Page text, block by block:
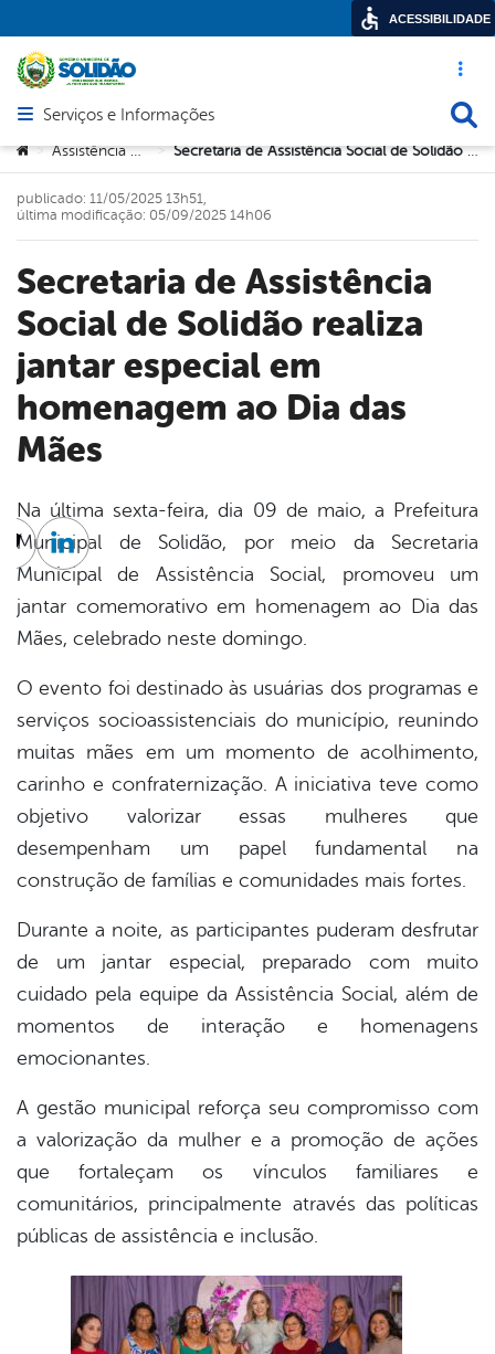
Acesso
Abrir menu principal de navegação
Serviços e Informações
Você está aqui:
> Assistência Social > Secretaria de Assistência Social de Solidão realiza jantar especial em homenagem ao Dia das Mães
Secretaria de Assistência
Social de Solidão realiza
jantar especial em
homenagem ao Dia das
Mães
publicado: 11/05/2025 13h51,
última modificação: 05/09/2025 14h06
Na última sexta-feira, dia 09 de maio, a Prefeitura
Municipal de Solidão, por meio da Secretaria
Municipal de Assistência Social, promoveu um
jantar comemorativo em homenagem ao Dia das
Mães, celebrado neste domingo.
O evento foi destinado às usuárias dos programas e
serviços socioassistenciais do município, reunindo
muitas mães em um momento de acolhimento,
carinho e confraternização. A iniciativa teve como
objetivo valorizar essas mulheres que
desempenham um papel fundamental na
construção de famílias e comunidades mais fortes.
Durante a noite, as participantes puderam desfrutar
de um jantar especial, preparado com muito
cuidado pela equipe da Assistência Social, além de
momentos de interação e homenagens
emocionantes.
A gestão municipal reforça seu compromisso com
a valorização da mulher e a promoção de ações
que fortaleçam os vínculos familiares e
comunitários, principalmente através das políticas
públicas de assistência e inclusão.
TwitterLinkedin
ACESSIBILIDADE